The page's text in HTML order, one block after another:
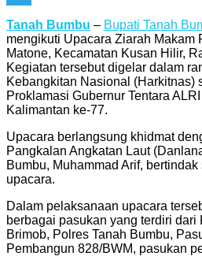
Telegram
Tanah Bumbu – Bupati Tanah
mengikuti Upacara Ziarah Makam
Matone, Kecamatan Kusan Hilir,
Kegiatan tersebut digelar dalam
Kebangkitan Nasional (Harkitnas)
Proklamasi Gubernur Tentara
Kalimantan ke-77.
Upacara berlangsung khidmat
Pangkalan Angkatan Laut
Bumbu, Muhammad Arif, bertindak
upacara.
Dalam pelaksanaan upacara
berbagai pasukan yang terdiri dari
Brimob, Polres Tanah Bumbu,
Pembangun 828/BWM, pasukan